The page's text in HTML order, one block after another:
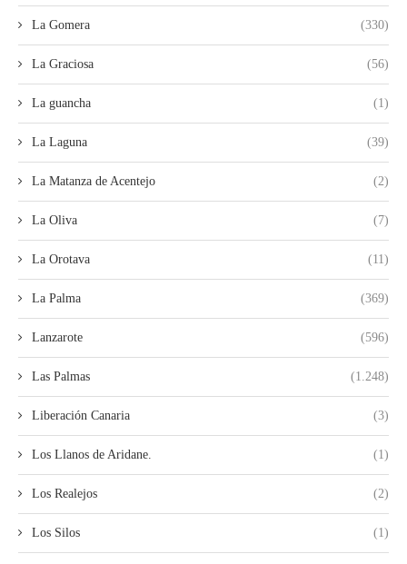
La Gomera (330)
La Graciosa (56)
La guancha (1)
La Laguna (39)
La Matanza de Acentejo (2)
La Oliva (7)
La Orotava (11)
La Palma (369)
Lanzarote (596)
Las Palmas (1.248)
Liberación Canaria (3)
Los Llanos de Aridane. (1)
Los Realejos (2)
Los Silos (1)